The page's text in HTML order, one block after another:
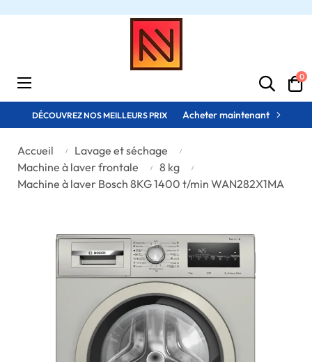
Basculer
la
navigation
☰ 0
DÉCOUVREZ NOS MEILLEURS PRIX Acheter maintenant
Accueil
Lavage et séchage
Machine à laver frontale
8 kg
Machine à laver Bosch 8KG 1400 t/min WAN282X1MA